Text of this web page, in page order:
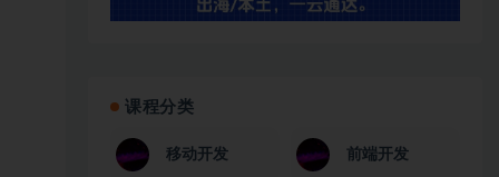
课程分类
移动开发 前端开发